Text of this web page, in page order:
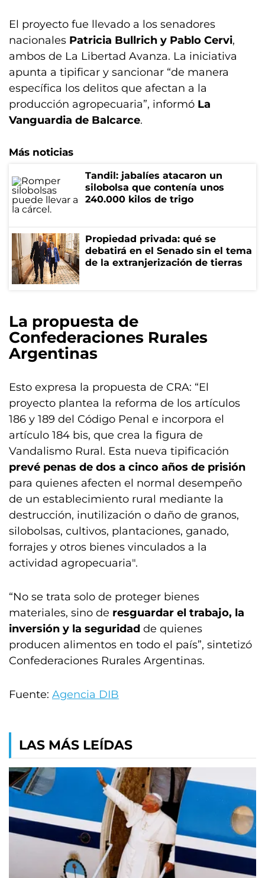
El proyecto fue llevado a los senadores
nacionales Patricia Bullrich y Pablo Cervi,
ambos de La Libertad Avanza. La iniciativa
apunta a tipificar y sancionar “de manera
específica los delitos que afectan a la
producción agropecuaria”, informó La
Vanguardia de Balcarce.
Más noticias
Tandil: jabalíes atacaron un
silobolsa que contenía unos
240.000 kilos de trigo
Propiedad privada: qué se
debatirá en el Senado sin el tema
de la extranjerización de tierras
La propuesta de
Confederaciones Rurales
Argentinas
Esto expresa la propuesta de CRA: “El
proyecto plantea la reforma de los artículos
186 y 189 del Código Penal e incorpora el
artículo 184 bis, que crea la figura de
Vandalismo Rural. Esta nueva tipificación
prevé penas de dos a cinco años de prisión
para quienes afecten el normal desempeño
de un establecimiento rural mediante la
destrucción, inutilización o daño de granos,
silobolsas, cultivos, plantaciones, ganado,
forrajes y otros bienes vinculados a la
actividad agropecuaria".
“No se trata solo de proteger bienes
materiales, sino de resguardar el trabajo, la
inversión y la seguridad de quienes
producen alimentos en todo el país”, sintetizó
Confederaciones Rurales Argentinas.
Fuente: Agencia DIB
LAS MÁS LEÍDAS